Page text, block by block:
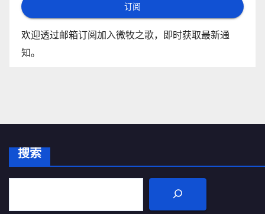
订阅
欢迎透过邮箱订阅加入微牧之歌，即时获取最新通
知。
搜索